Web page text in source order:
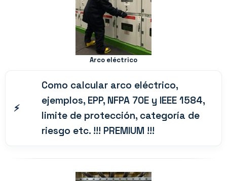
Arco eléctrico
Como calcular arco eléctrico,
ejemplos, EPP, NFPA 70E y IEEE 1584,
limite de protección, categoría de
riesgo etc. !!! PREMIUM !!!